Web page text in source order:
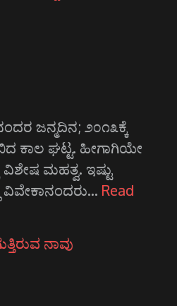
ಜನ್ಮದಿನ; ೨೦೧೩ಕ್ಕೆ
ಕಾಲ ಘಟ್ಟ. ಹೀಗಾಗಿಯೇ
ಮಹತ್ವ. ಇಷ್ಟು
Read
ನಾವು